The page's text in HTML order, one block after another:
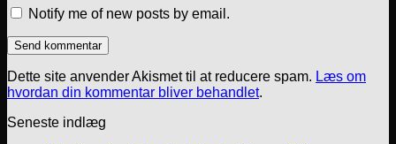
Notify me of new posts by email.
Dette site anvender Akismet til at reducere spam. Læs om
hvordan din kommentar bliver behandlet.
Seneste indlæg